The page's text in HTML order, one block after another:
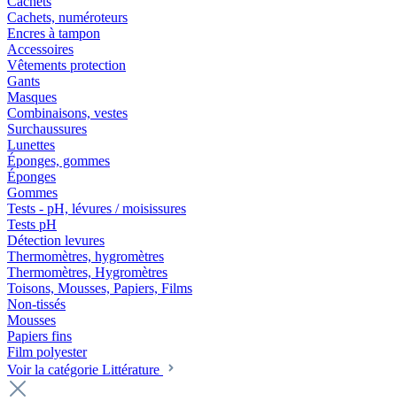
Cachets, numéroteurs
Encres à tampon
Accessoires
Vêtements protection
Gants
Masques
Combinaisons, vestes
Surchaussures
Lunettes
Éponges, gommes
Éponges
Gommes
Tests - pH, lévures / moisissures
Tests pH
Détection levures
Thermomètres, hygromètres
Thermomètres, Hygromètres
Toisons, Mousses, Papiers, Films
Non-tissés
Mousses
Papiers fins
Film polyester
Voir la catégorie Littérature